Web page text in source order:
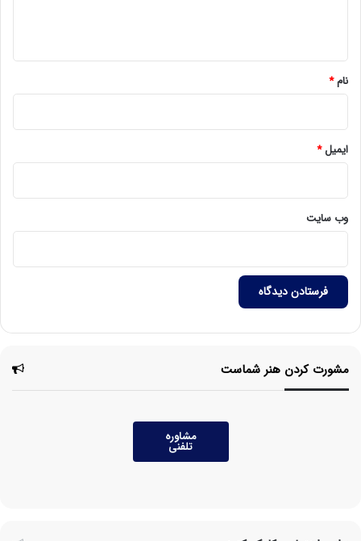
نام*
ایمیل*
وب‌ سایت
مشورت کردن هنر شماست
مشاوره
تلفنی